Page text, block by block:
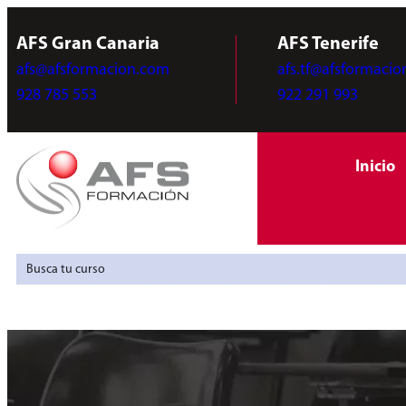
AFS Gran Canaria
afs@afsformacion.com
928 785 553
AFS Tenerife
922 291 993
Inicio